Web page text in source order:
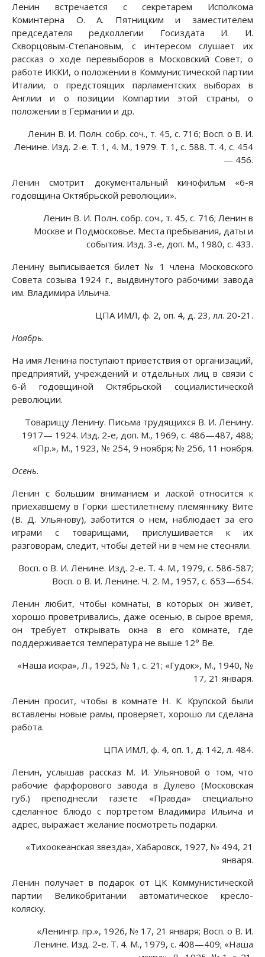
Ленин встречается с секретарем Исполкома
Коминтерна О. А. Пятницким и заместителем
председателя редколлегии Госиздата И. И.
Скворцовым-Степановым, с интересом слушает их
рассказ о ходе перевыборов в Московский Совет, о
работе ИККИ, о положении в Коммунистической партии
Италии, о предстоящих парламентских выборах в
Англии и о позиции Компартии этой страны, о
положении в Германии и др.
Ленин В. И. Полн. собр. соч., т. 45, с. 716; Восп. о В. И.
Ленине. Изд. 2-е. Т. 1, 4. М., 1979. Т. 1, с. 588. Т. 4, с. 454
— 456.
Ленин смотрит документальный кинофильм «6-я
годовщина Октябрьской революции».
Ленин В. И. Полн. собр. соч., т. 45, с. 716; Ленин в
Москве и Подмосковье. Места пребывания, даты и
события. Изд. 3-е, доп. М., 1980, с. 433.
Ленину выписывается билет № 1 члена Московского
Совета созыва 1924 г., выдвинутого рабочими завода
им. Владимира Ильича.
ЦПА ИМЛ, ф. 2, оп. 4, д. 23, лл. 20-21.
Ноябрь.
На имя Ленина поступают приветствия от организаций,
предприятий, учреждений и отдельных лиц в связи с
6-й годовщиной Октябрьской социалистической
революции.
Товарищу Ленину. Письма трудящихся В. И. Ленину.
1917— 1924. Изд. 2-е, доп. М., 1969, с. 486—487, 488;
«Пр.», М., 1923, № 254, 9 ноября; № 256, 11 ноября.
Осень.
Ленин с большим вниманием и лаской относится к
приехавшему в Горки шестилетнему племяннику Вите
(В. Д. Ульянову), заботится о нем, наблюдает за его
играми с товарищами, прислушивается к их
разговорам, следит, чтобы детей ни в чем не стесняли.
Восп. о В. И. Ленине. Изд. 2-е. Т. 4. М., 1979, с. 586-587;
Восп. о В. И. Ленине. Ч. 2. М., 1957, с. 653—654.
Ленин любит, чтобы комнаты, в которых он живет,
хорошо проветривались, даже осенью, в сырое время,
он требует открывать окна в его комнате, где
поддерживается температура не выше 12° Be.
«Наша искра», Л., 1925, № 1, с. 21; «Гудок», М., 1940, №
17, 21 января.
Ленин просит, чтобы в комнате Н. К. Крупской были
вставлены новые рамы, проверяет, хорошо ли сделана
работа.
ЦПА ИМЛ, ф. 4, оп. 1, д. 142, л. 484.
Ленин, услышав рассказ М. И. Ульяновой о том, что
рабочие фарфорового завода в Дулево (Московская
губ.) преподнесли газете «Правда» специально
сделанное блюдо с портретом Владимира Ильича и
адрес, выражает желание посмотреть подарки.
«Тихоокеанская звезда», Хабаровск, 1927, № 494, 21
января.
Ленин получает в подарок от ЦК Коммунистической
партии Великобритании автоматическое кресло-
коляску.
«Ленингр. пр.», 1926, № 17, 21 января; Восп. о В. И.
Ленине. Изд. 2-е. Т. 4. М., 1979, с. 408—409; «Наша